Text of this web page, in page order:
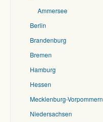
Ammersee
Berlin
Brandenburg
Bremen
Hamburg
Hessen
Mecklenburg-Vorpommern
Niedersachsen